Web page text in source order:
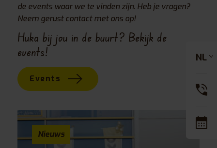
de events waar we te vinden zijn. Heb je vragen?
Neem gerust contact met ons op!
Huka bij jou in de buurt? Bekijk de
events!
Events
Nieuws
NL